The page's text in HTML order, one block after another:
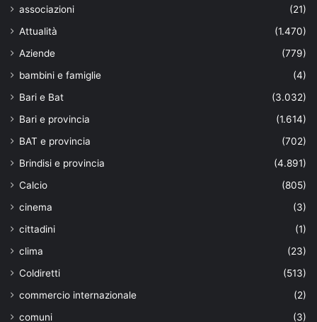
associazioni
(21)
Attualità
(1.470)
Aziende
(779)
bambini e famiglie
(4)
Bari e Bat
(3.032)
Bari e provincia
(1.614)
BAT e provincia
(702)
Brindisi e provincia
(4.891)
Calcio
(805)
cinema
(3)
cittadini
(1)
clima
(23)
Coldiretti
(513)
commercio internazionale
(2)
comuni
(3)